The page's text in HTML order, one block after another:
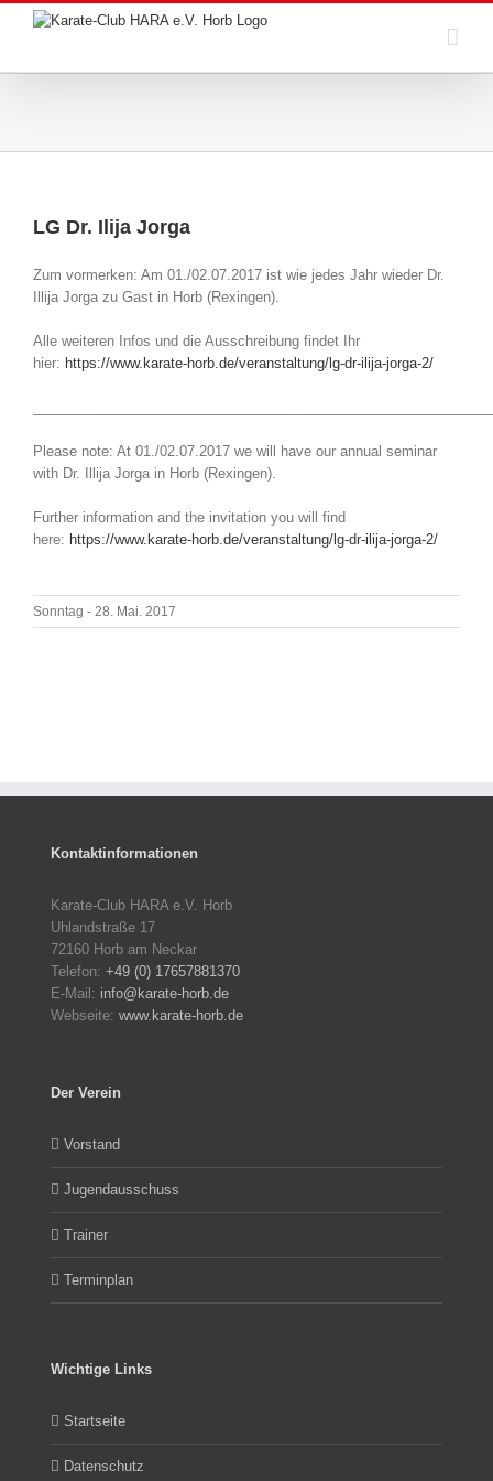
Zum
Inhalt
LG Dr. Ilija Jorga
Zum vormerken: Am 01./02.07.2017 ist wie jedes Jahr wieder Dr.
Illija Jorga zu Gast in Horb (Rexingen).
Alle weiteren Infos und die Ausschreibung findet Ihr
hier: https://www.karate-horb.de/veranstaltung/lg-dr-ilija-jorga-2/
Please note: At 01./02.07.2017 we will have our annual seminar
with Dr. Illija Jorga in Horb (Rexingen).
Further information and the invitation you will find
here: https://www.karate-horb.de/veranstaltung/lg-dr-ilija-jorga-2/
Sonntag - 28. Mai. 2017
Kontaktinformationen
Karate-Club HARA e.V. Horb
Uhlandstraße 17
72160 Horb am Neckar
Telefon: +49 (0) 17657881370
E-Mail: info@karate-horb.de
Webseite: www.karate-horb.de
Der Verein
Vorstand
Jugendausschuss
Trainer
Terminplan
Wichtige Links
Startseite
Datenschutz